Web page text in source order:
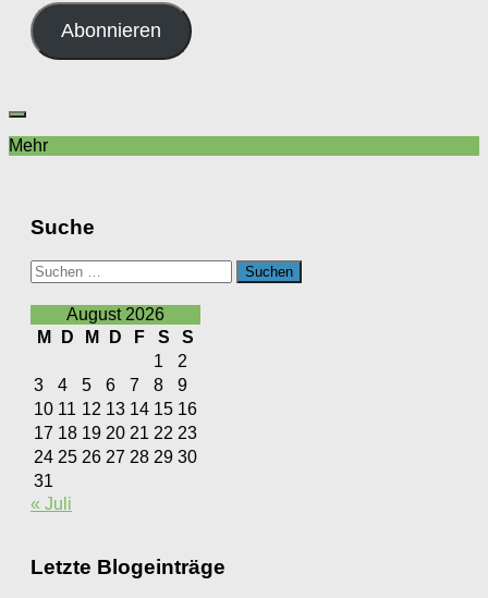
Adresse
Abonnieren
Mehr
Suche
Suchen
nach:
August 2026
M
D M D F S
S
1
2
3
4 5 6 7 8
9
10 11 12 13 14 15 16
17 18 19 20 21 22 23
24 25 26 27 28 29 30
31
« Juli
Letzte Blogeinträge